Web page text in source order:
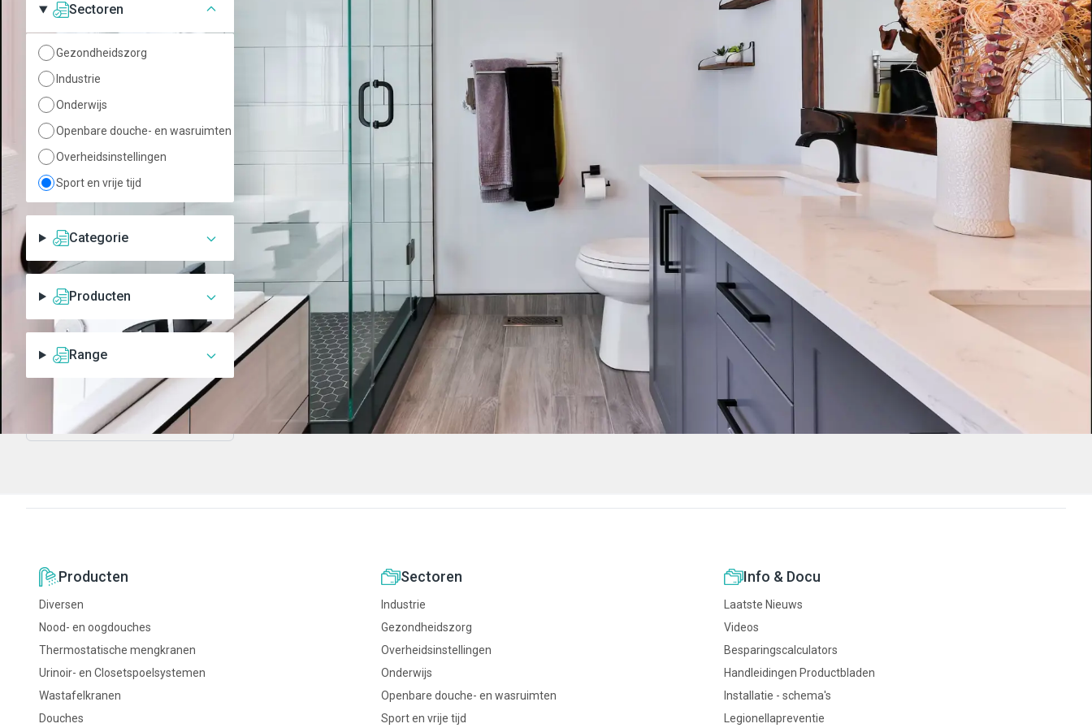
Sectoren
Gezondheidszorg
Industrie
Onderwijs
Openbare douche- en wasruimten
Overheidsinstellingen
Sport en vrije tijd
Categorie
Producten
Range
Filter wissen
Producten
Diversen
Nood- en oogdouches
Thermostatische mengkranen
Urinoir- en Closetspoelsystemen
Wastafelkranen
Douches
Sectoren
Industrie
Gezondheidszorg
Overheidsinstellingen
Onderwijs
Openbare douche- en wasruimten
Sport en vrije tijd
Info & Docu
Laatste Nieuws
Videos
Besparingscalculators
Handleidingen Productbladen
Installatie - schema's
Legionellapreventie